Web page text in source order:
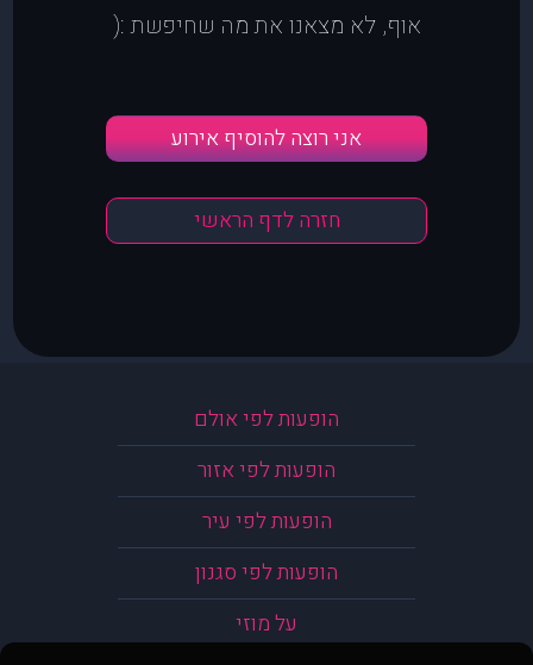
אוף, לא מצאנו את מה שחיפשת :(
אני רוצה להוסיף אירוע
חזרה לדף הראשי
הופעות לפי אולם
הופעות לפי אזור
הופעות לפי עיר
הופעות לפי סגנון
על מוזי